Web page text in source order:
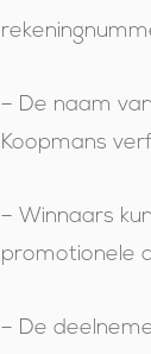
– De naam
Koopmans
– Winnaars
promotionele
– De